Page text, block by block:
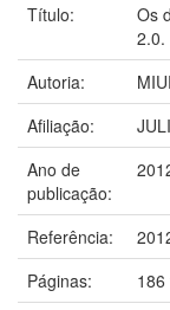
Título:
Os
2.0.
Autoria:
Afiliação:
Ano de
publicação:
Referência:
Páginas:
186